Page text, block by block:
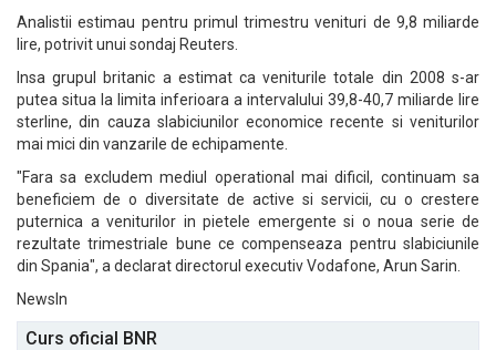
Analistii estimau pentru primul trimestru venituri de 9,8 miliarde
lire, potrivit unui sondaj Reuters.
Insa grupul britanic a estimat ca veniturile totale din 2008 s-ar
putea situa la limita inferioara a intervalului 39,8-40,7 miliarde lire
sterline, din cauza slabiciunilor economice recente si veniturilor
mai mici din vanzarile de echipamente.
"Fara sa excludem mediul operational mai dificil, continuam sa
beneficiem de o diversitate de active si servicii, cu o crestere
puternica a veniturilor in pietele emergente si o noua serie de
rezultate trimestriale bune ce compenseaza pentru slabiciunile
din Spania", a declarat directorul executiv Vodafone, Arun Sarin.
NewsIn
Curs oficial BNR